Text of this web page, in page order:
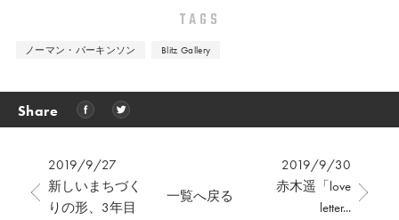
TAGS
ノーマン・パーキンソン Blitz Gallery
Share
2019/9/27
新しいまちづく
りの形、3年目
2019/9/30
赤木遥「love
letter...
一覧へ戻る